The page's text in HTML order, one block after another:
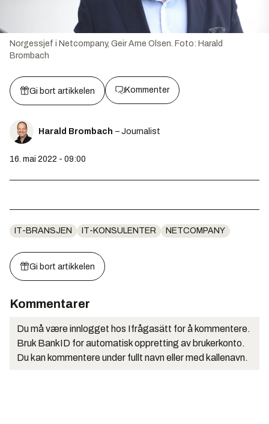
Norgessjef i Netcompany, Geir Arne Olsen. Foto: Harald
Brombach
Gi bort artikkelen Kommenter
Harald Brombach – Journalist
16. mai 2022 - 09:00
IT-BRANSJEN IT-KONSULENTER NETCOMPANY
Gi bort artikkelen
Kommentarer
Du må være innlogget hos Ifrågasätt for å kommentere.
Bruk BankID for automatisk oppretting av brukerkonto.
Du kan kommentere under fullt navn eller med kallenavn.